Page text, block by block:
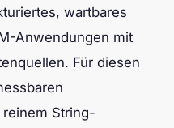
wartbares
Anwendungen mit
Für diesen
String-